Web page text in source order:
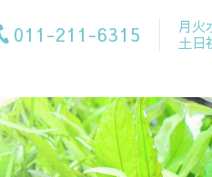
011-211-6315 月火
土日